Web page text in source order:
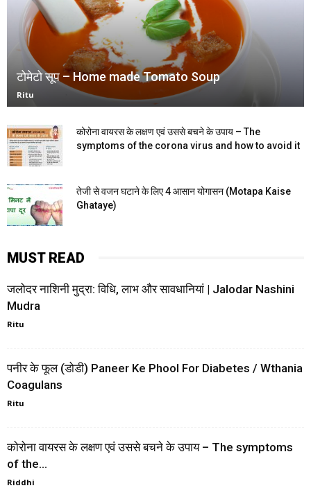
टोमेटो सूप – Home made Tomato Soup
Ritu
कोरोना वायरस के लक्षण एवं उससे बचने के उपाय – The
symptoms of the corona virus and how to avoid it
तेजी से वजन घटाने के लिए 4 आसान योगासन (Motapa Kaise
Ghataye)
MUST READ
जलोदर नाशिनी मुद्रा: विधि, लाभ और सावधानियां | Jalodar Nashini
Mudra
Ritu
पनीर के फूल (डोडी) Paneer Ke Phool For Diabetes / Wthania
Coagulans
Ritu
कोरोना वायरस के लक्षण एवं उससे बचने के उपाय – The symptoms
of the...
Riddhi